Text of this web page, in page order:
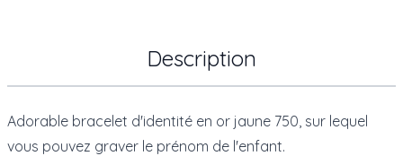
Description
Adorable bracelet d'identité en or jaune 750, sur lequel
vous pouvez graver le prénom de l'enfant.